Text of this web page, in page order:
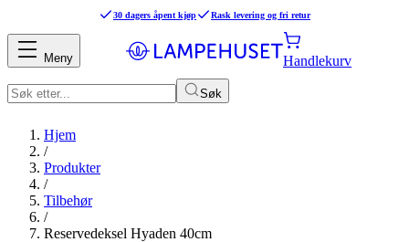
30 dagers åpent kjøp Rask levering og fri retur
Søk
Handlekurv
Meny
Hjem
/
Produkter
/
Tilbehør
/
Reservedeksel Hyaden 40cm